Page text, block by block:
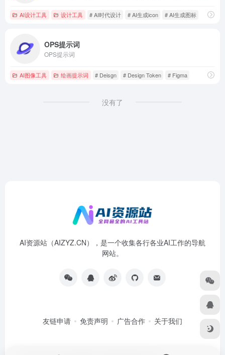
AI设计工具 设计工具 # AI时代设计 # AI生成icon # AI生成图标
OPS提示词
OPS提示词
AI图像工具 绘画提示词 # Deisgn # Design Token # Figma
没有了
AI资源站（AIZYZ.CN），是一个收集各行各业AI工作的导航
网站。
友链申请 免责声明 广告合作 关于我们